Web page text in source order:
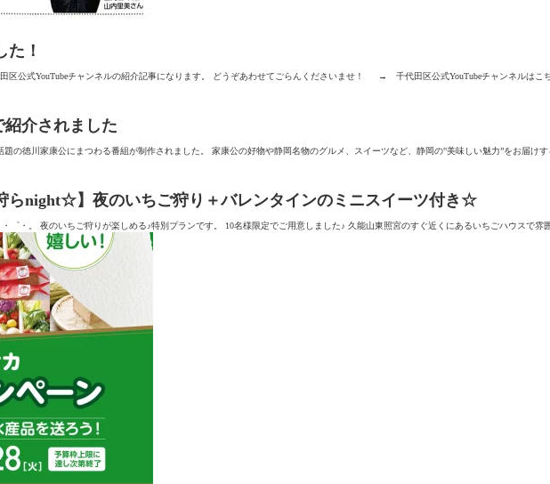
た！
田区公式YouTubeチャンネルの紹介記事になります。 どうぞあわせてごらんくださいませ！ → 千代田区公式YouTubeチャンネ
紹介されました
の徳川家康公にまつわる番組が制作されました。 家康公の好物や静岡名物のグルメ、スイーツなど、静岡の‟美味しい魅力”をお届け
らnight☆】夜のいちご狩り＋バレンタインのミニスイーツ付き☆
゜・。 夜のいちご狩りが楽しめる♪特別プランです。 10名様限定でご用意しました♪ 久能山東照宮のすぐ近くにあるいちごハウスで